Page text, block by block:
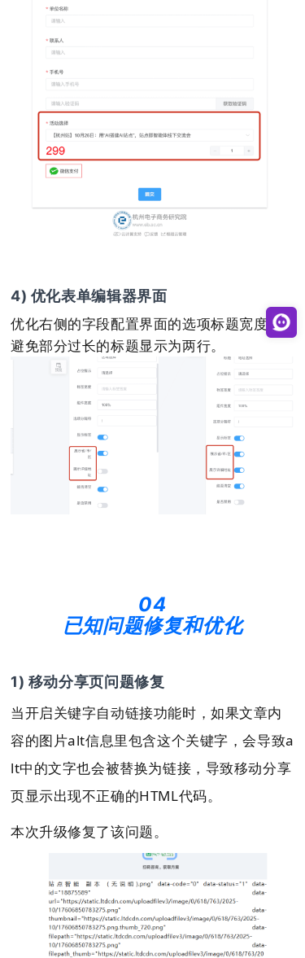
4) 优化表单编辑器界面
优化右侧的字段配置界面的选项标题宽度，
避免部分过长的标题显示为两行。
04
已知问题修复和优化
1) 移动分享页问题修复
当开启关键字自动链接功能时，如果文章内
容的图片alt信息里包含这个关键字，会导致a
lt中的文字也会被替换为链接，导致移动分享
页显示出现不正确的HTML代码。
本次升级修复了该问题。